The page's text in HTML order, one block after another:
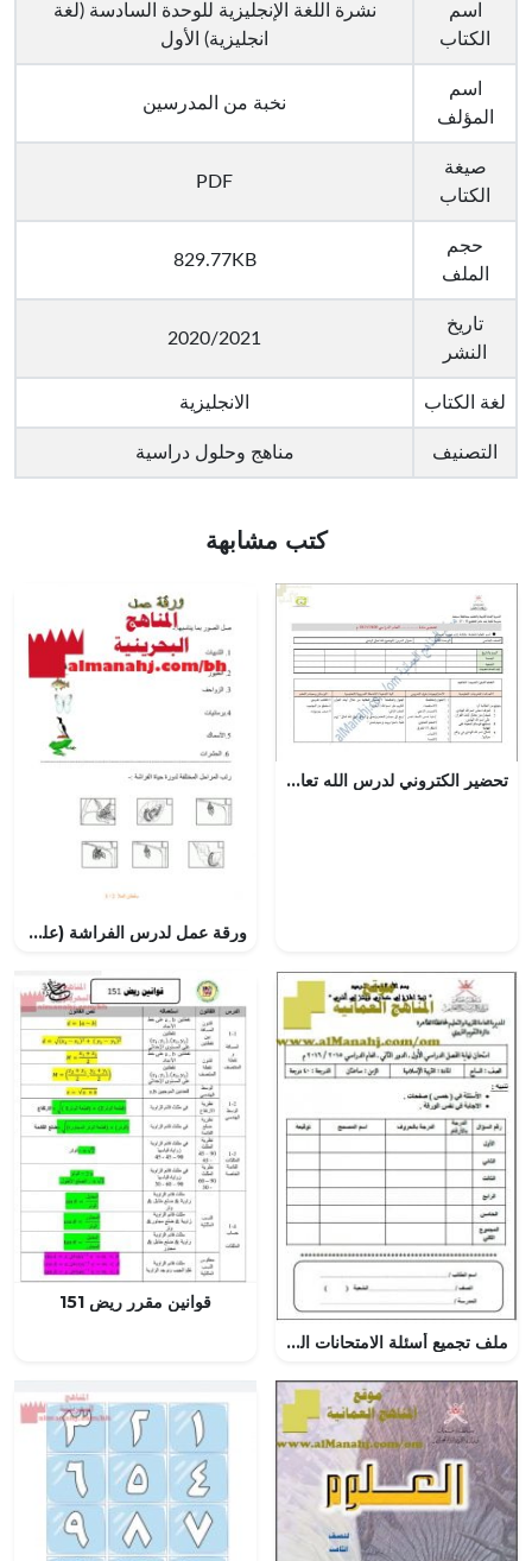
اسم
الكتاب
نشرة اللغة الإنجليزية للوحدة السادسة (لغة
انجليزية) الأول
اسم
المؤلف
نخبة من المدرسين
صيغة
الكتاب
PDF
حجم
الملف
829.77KB
تاريخ
النشر
2020/2021
لغة الكتاب الانجليزية
التصنيف مناهج وحلول دراسية
كتب مشابهة
تحضير الكتروني لدرس الله تعالى الهادي (تربية اسلامية) الخامس
ورقة عمل لدرس الفراشة (علوم) الثاني
ملف تجميع أسئلة الامتحانات الرسمية والأجوبة للسنوات السابقة (تربية اسلامية) السابع
قوانين مقرر ريض 151